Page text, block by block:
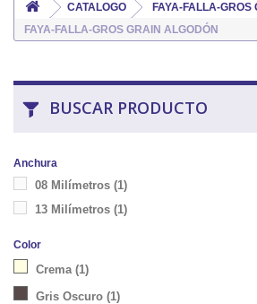
CATALOGO
FAYA-FALLA-GROS
FAYA-FALLA-GROS GRAIN ALGODÓN
BUSCAR PRODUCTO
Anchura
08 Milímetros (1)
13 Milímetros (1)
Color
Crema(1)
Gris Oscuro (1)